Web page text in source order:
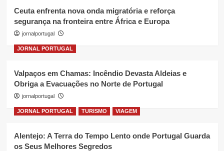
Ceuta enfrenta nova onda migratória e reforça
segurança na fronteira entre África e Europa
jornalportugal
JORNAL PORTUGAL
Valpaços em Chamas: Incêndio Devasta Aldeias e
Obriga a Evacuações no Norte de Portugal
jornalportugal
JORNAL PORTUGAL TURISMO VIAGEM
Alentejo: A Terra do Tempo Lento onde Portugal Guarda
os Seus Melhores Segredos